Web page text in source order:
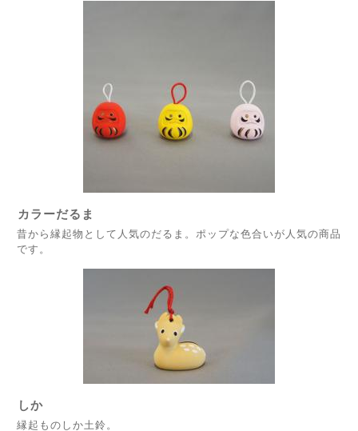
カラーだるま
昔から縁起物として人気のだるま。ポップな色合いが人気の商品
です。
しか
縁起ものしか土鈴。